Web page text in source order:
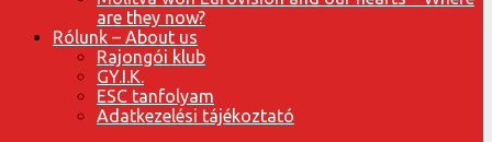
are they now?
Rólunk – About us
Rajongói klub
GY.I.K.
ESC tanfolyam
Adatkezelési tájékoztató